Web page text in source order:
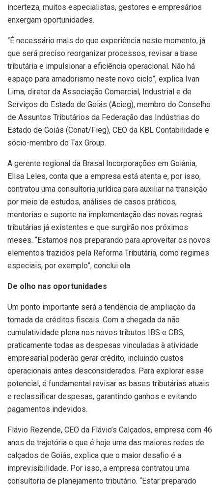
incerteza, muitos especialistas, gestores e empresários
enxergam oportunidades.
“É necessário mais do que experiência neste momento, já
que será preciso reorganizar processos, revisar a base
tributária e impulsionar a eficiência operacional. Não há
espaço para amadorismo neste novo ciclo”, explica Ivan
Lima, diretor da Associação Comercial, Industrial e de
Serviços do Estado de Goiás (Acieg), membro do Conselho
de Assuntos Tributários da Federação das Indústrias do
Estado de Goiás (Conat/Fieg), CEO da KBL Contabilidade e
sócio-membro do Tax Group.
A gerente regional da Brasal Incorporações em Goiânia,
Elisa Leles, conta que a empresa está atenta e, por isso,
contratou uma consultoria jurídica para auxiliar na transição
por meio de estudos, análises de casos práticos,
mentorias e suporte na implementação das novas regras
tributárias já existentes e que surgirão nos próximos
meses. “Estamos nos preparando para aproveitar os novos
elementos trazidos pela Reforma Tributária, como regimes
especiais, por exemplo”, conclui ela.
De olho nas oportunidades
Um ponto importante será a tendência de ampliação da
tomada de créditos fiscais. Com a chegada da não
cumulatividade plena nos novos tributos IBS e CBS,
praticamente todas as despesas vinculadas à atividade
empresarial poderão gerar crédito, incluindo custos
operacionais antes desconsiderados. Para explorar esse
potencial, é fundamental revisar as bases tributárias atuais
e reclassificar despesas, garantindo ganhos e evitando
pagamentos indevidos.
Flávio Rezende, CEO da Flávio’s Calçados, empresa com 46
anos de trajetória e que é hoje uma das maiores redes de
calçados de Goiás, explica que o maior desafio é a
imprevisibilidade. Por isso, a empresa contratou uma
consultoria de planejamento tributário. “Estar preparado